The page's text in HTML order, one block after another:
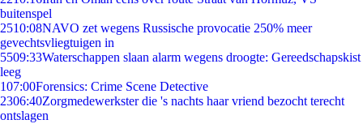
buitenspel
2510:08NAVO zet wegens Russische provocatie 250% meer
gevechtsvliegtuigen in
5509:33Waterschappen slaan alarm wegens droogte: Gereedschapskist
leeg
107:00Forensics: Crime Scene Detective
2306:40Zorgmedewerkster die 's nachts haar vriend bezocht terecht
ontslagen